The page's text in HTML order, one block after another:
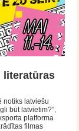
literatūras
notiks latviešu
būt latvietim?”,
platforma
filmas